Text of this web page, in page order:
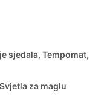
sjedala, Tempomat,
za maglu